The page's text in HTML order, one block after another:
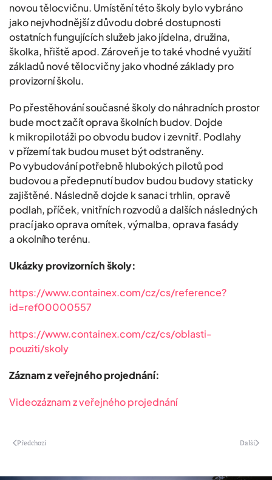
novou tělocvičnu. Umístění této školy bylo vybráno
jako nejvhodnější z důvodu dobré dostupnosti
ostatních fungujících služeb jako jídelna, družina,
školka, hřiště apod. Zároveň je to také vhodné využití
základů nové tělocvičny jako vhodné základy pro
provizorní školu.
Po přestěhování současné školy do náhradních prostor
bude moct začít oprava školních budov. Dojde
k mikropilotáži po obvodu budov i zevnitř. Podlahy
v přízemí tak budou muset být odstraněny.
Po vybudování potřebně hlubokých pilotů pod
budovou a předepnutí budov budou budovy staticky
zajištěné. Následně dojde k sanaci trhlin, opravě
podlah, příček, vnitřních rozvodů a dalších následných
prací jako oprava omítek, výmalba, oprava fasády
a okolního terénu.
Ukázky provizorních školy:
https://www.containex.com/cz/cs/reference?
id=ref00000557
https://www.containex.com/cz/cs/oblasti-
pouziti/skoly
Záznam z veřejného projednání:
Videozáznam z veřejného projednání
Předchozí Další